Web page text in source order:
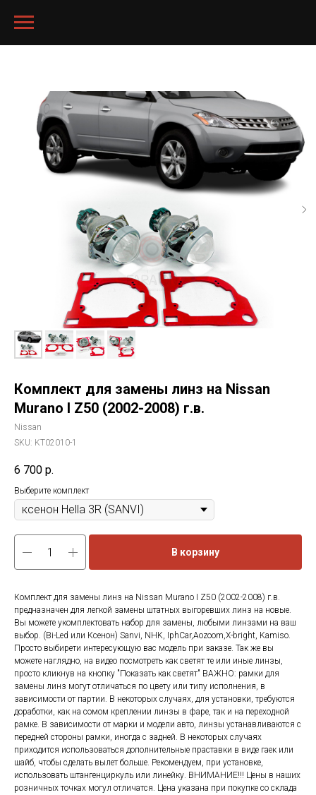
Комплект для замены линз на Nissan
Murano I Z50 (2002-2008) г.в.
Nissan
SKU: KT02010-1
6 700 р.
Выберите комплект
В корзину
Комплект для замены линз на Nissan Murano I Z50 (2002-2008) г.в.
предназначен для легкой замены штатных выгоревших линз на новые.
Вы можете укомплектовать набор для замены, любыми линзами на ваш
выбор. (Bi-Led или Ксенон) Sanvi, NHK, IphCar,Aozoom,X-bright, Kamiso.
Просто выбирети интересующую вас модель при заказе. Так же вы
можете наглядно, на видео посмотреть как светят те или иные линзы,
просто кликнув на кнопку "Показать как светят" ВАЖНО: рамки для
замены линз могут отличаться по цвету или типу исполнения, в
зависимости от партии. В некоторых случаях, для установки, требуются
доработки, как на сомом креплении линзы в фаре, так и на переходной
рамке. В зависимости от марки и модели авто, линзы устанавливаются с
передней стороны рамки, иногда с задней. В некоторых случаях
приходится использоваться дополнительные праставки в виде гаек или
шайб, чтобы сделать вылет больше. Рекомендуем, при установке,
использовать штангенциркуль или линейку. ВНИМАНИЕ!!! Цены в наших
розничных точках могул отличатся. Цена указана при покупке со склада